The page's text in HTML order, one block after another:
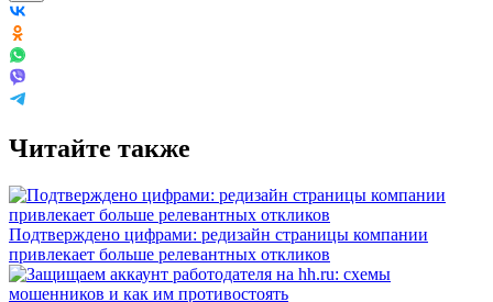
Читайте также
Подтверждено цифрами: редизайн страницы компании
привлекает больше релевантных откликов